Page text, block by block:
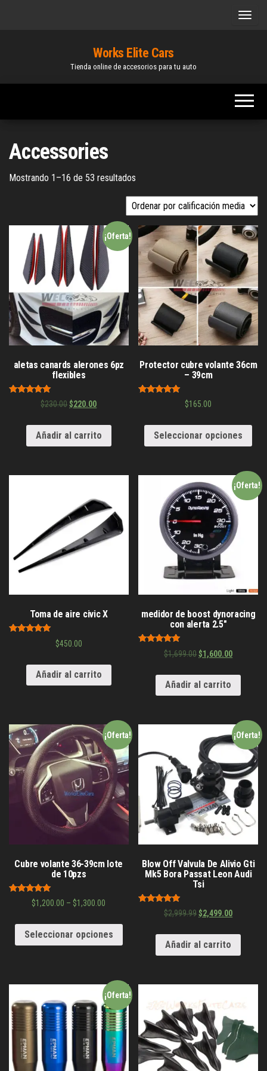
Works Elite Cars
Tienda online de accesorios para tu auto
Accessories
Mostrando 1–16 de 53 resultados
¡Oferta!
aletas canards alerones 6pz
flexibles
Valorado en
$230.00 $220.00
Añadir al carrito
Protector cubre volante 36cm
– 39cm
$165.00
Seleccionar opciones
Toma de aire civic X
$450.00
Añadir al carrito
¡Oferta!
medidor de boost dynoracing
con alerta 2.5″
Valorado en
5.00
$1,699.00$1,600.00
Añadir al carrito
¡Oferta!
Cubre volante 36-39cm lote
de 10pzs
Valorado en
5.00
$1,200.00 – $1,300.00
Seleccionar opciones
¡Oferta!
Blow Off Valvula De Alivio Gti
Mk5 Bora Passat Leon Audi
Tsi
Valorado en
5.00
$2,999.99$2,499.00
Añadir al carrito
¡Oferta!